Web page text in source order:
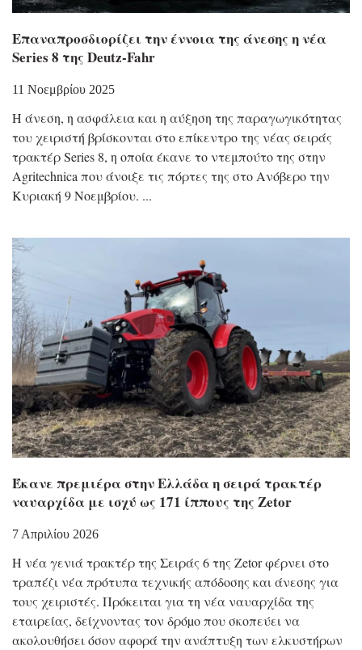
Επαναπροσδιορίζει την έννοια της άνεσης η νέα
Series 8 της Deutz-Fahr
11 Νοεμβρίου 2025
Η άνεση, η ασφάλεια και η αύξηση της παραγωγικότητας
του χειριστή βρίσκονται στο επίκεντρο της νέας σειράς
τρακτέρ Series 8, η οποία έκανε το ντεμπούτο της στην
Agritechnica που άνοιξε τις πόρτες της στο Ανόβερο την
Κυριακή 9 Νοεμβρίου.
Έκανε πρεμιέρα στην Ελλάδα η σειρά τρακτέρ
ναυαρχίδα με ισχύ ως 171 ίππους της Zetor
7 Απριλίου 2026
Η νέα γενιά τρακτέρ της Σειράς 6 της Zetor φέρνει στο
τραπέζι νέα πρότυπα τεχνικής απόδοσης και άνεσης για
τους χειριστές. Πρόκειται για τη νέα ναυαρχίδα της
εταιρείας, δείχνοντας τον δρόµο που σκοπεύει να
ακολουθήσει όσον αφορά την ανάπτυξη των ελκυστήρων